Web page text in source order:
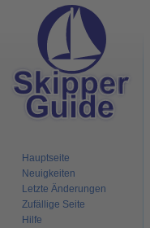
Hauptseite
Neuigkeiten
Letzte Änderungen
Zufällige Seite
Hilfe